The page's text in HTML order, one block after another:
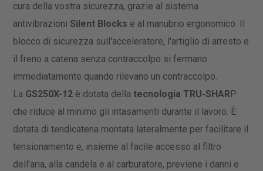
cura della vostra sicurezza, grazie al sistema
antivibrazioni Silent Blocks e al manubrio ergonomico. Il
blocco di sicurezza sull'acceleratore, l'artiglio di arresto e
il freno a catena senza contraccolpo si fermano
immediatamente quando rilevano un contraccolpo.
La GS250X-12 è dotata della tecnologia TRU-SHARP
che riduce al minimo gli intasamenti durante il lavoro. È
dotata di tendicatena montata lateralmente per facilitare il
tensionamento e, insieme al facile accesso al filtro
dell'aria, alla candela e al carburatore, previene i danni e